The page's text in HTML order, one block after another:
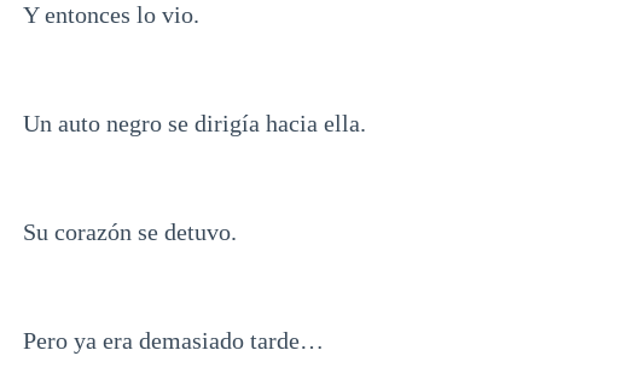
Y entonces lo vio.
Un auto negro se dirigía hacia ella.
Su corazón se detuvo.
Pero ya era demasiado tarde…